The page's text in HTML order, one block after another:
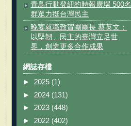
青鳥行動登紐約時報廣場 500名
群眾力挺台灣民主
晚宴就職致賀團團長 蔡英文：
以堅韌、民主的臺灣立足世
界，創造更多合作成果
網誌存檔
► 2025 (1)
► 2024 (131)
► 2023 (448)
► 2022 (402)